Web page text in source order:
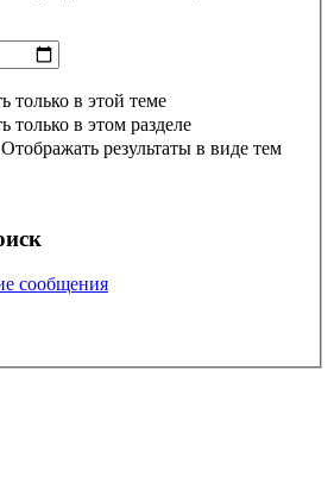
только в этой теме
только в этом разделе
Отображать результаты в виде тем
сообщения